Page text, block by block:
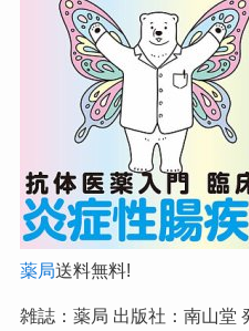
薬局送料無料!
雑誌：薬局 出版社：南山堂